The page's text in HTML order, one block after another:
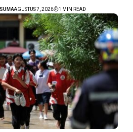
AGUSTUS 7, 2026 1 MIN READ